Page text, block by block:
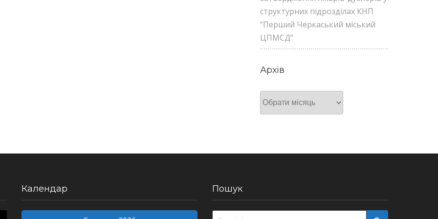
структурних підрозділах КНП
“Перший Черкаський міський
ЦПМСД”
Архів
Архів
Календар Пошук